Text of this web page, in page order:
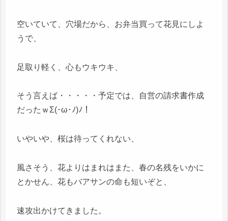
空いていて、穴場だから、お弁当買って花見にしよ
うで、
足取り軽く、心もウキウキ、
そう言えば・・・・・予定では、自営の請求書作成
だったｗΣ(･ω･ﾉ)ﾉ！
いやいや、桜は待ってくれない、
風さそう、花よりはまれはまた、春の名残をいかに
とかせん、花もバアサンの命も短いぞと、
速攻出かけてきました。